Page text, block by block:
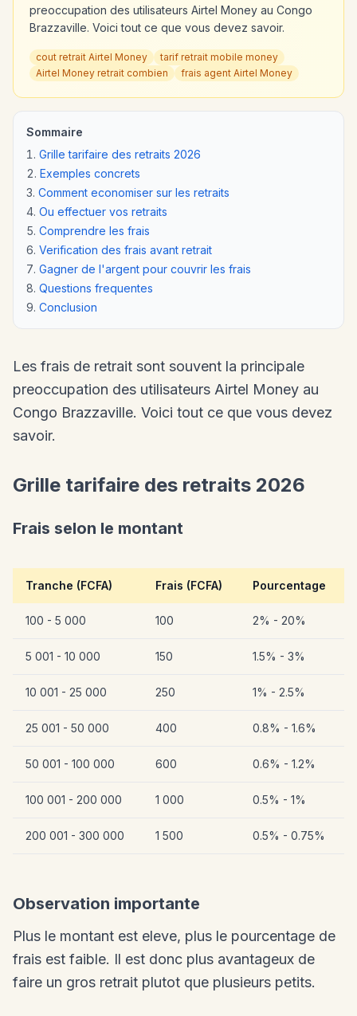
preoccupation des utilisateurs Airtel Money au Congo
Brazzaville. Voici tout ce que vous devez savoir.
cout retrait Airtel Money
tarif retrait mobile money
Airtel Money retrait combien
frais agent Airtel Money
Sommaire
Grille tarifaire des retraits 2026
Exemples concrets
Comment economiser sur les retraits
Ou effectuer vos retraits
Comprendre les frais
Verification des frais avant retrait
Gagner de l'argent pour couvrir les frais
Questions frequentes
Conclusion
Les frais de retrait sont souvent la principale
preoccupation des utilisateurs Airtel Money au
Congo Brazzaville. Voici tout ce que vous devez
savoir.
Grille tarifaire des retraits 2026
Frais selon le montant
Tranche (FCFA) Frais (FCFA) Pourcentage
100 - 5 000 100 2% - 20%
5 001 - 10 000 150 1.5% - 3%
10 001 - 25 000 250 1% - 2.5%
25 001 - 50 000 400 0.8% - 1.6%
50 001 - 100 000 600 0.6% - 1.2%
100 001 - 200 000 1 000 0.5% - 1%
200 001 - 300 000 1 500 0.5% - 0.75%
Observation importante
Plus le montant est eleve, plus le pourcentage de
frais est faible. Il est donc plus avantageux de
faire un gros retrait plutot que plusieurs petits.